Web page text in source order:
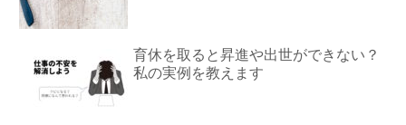
育休を取ると昇進や出世ができない？
私の実例を教えます